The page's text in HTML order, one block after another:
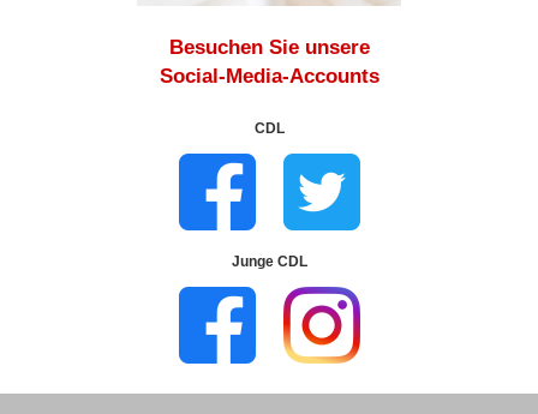
Besuchen Sie unsere
Social-Media-Accounts
CDL
Junge CDL